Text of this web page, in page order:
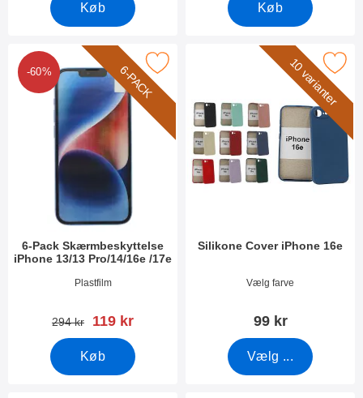
Køb Køb
6-PACK
-60%
6-Pack Skærmbeskyttelse
iPhone 13/13 Pro/14/16e /17e
Varenr 44804Plastfilm
pris
294 kr pris
119 kr
Køb
Skærmbeskyttelse iPhone 13/13 Pro/14/16e /17e som
10 varianter
Silikone Cover iPhone 16e
Varenr 53300Vælg farve
99 kr
Vælg ...
Marker silikone Cover